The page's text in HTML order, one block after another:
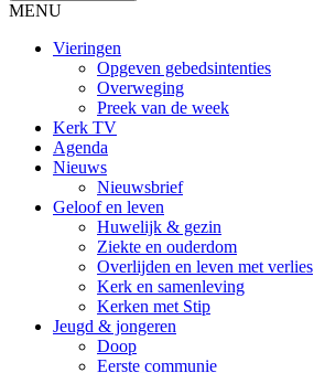
MENU
Vieringen
Opgeven gebedsintenties
Overweging
Preek van de week
Kerk TV
Agenda
Nieuws
Nieuwsbrief
Geloof en leven
Huwelijk & gezin
Ziekte en ouderdom
Overlijden en leven met verlies
Kerk en samenleving
Kerken met Stip
Jeugd & jongeren
Doop
Eerste communie